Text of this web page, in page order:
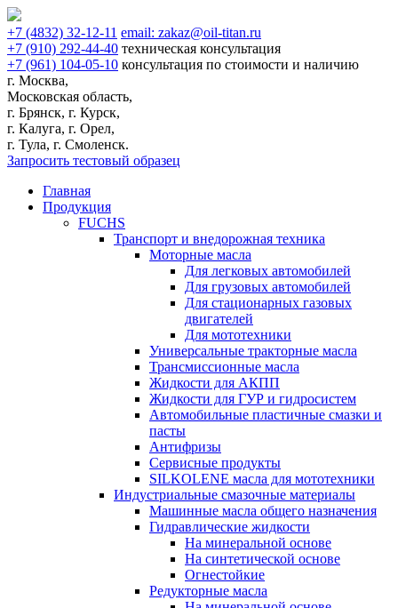
+7 (4832) 32-12-11 email: zakaz@oil-titan.ru
+7 (910) 292-44-40 техническая консультация
+7 (961) 104-05-10 консультация по стоимости и наличию
г. Москва,
Московская область,
г. Брянск, г. Курск,
г. Калуга, г. Орел,
г. Тула, г. Смоленск.
Запросить тестовый образец
Главная
Продукция
FUCHS
Транспорт и внедорожная техника
Моторные масла
Для легковых автомобилей
Для грузовых автомобилей
Для стационарных газовых
двигателей
Для мототехники
Универсальные тракторные масла
Трансмиссионные масла
Жидкости для АКПП
Жидкости для ГУР и гидросистем
Автомобильные пластичные смазки и
пасты
Антифризы
Сервисные продукты
SILKOLENE масла для мототехники
Индустриальные смазочные материалы
Машинные масла общего назначения
Гидравлические жидкости
На минеральной основе
На синтетической основе
Огнестойкие
Редукторные масла